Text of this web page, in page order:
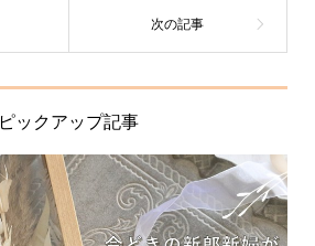
ピックアップ記事